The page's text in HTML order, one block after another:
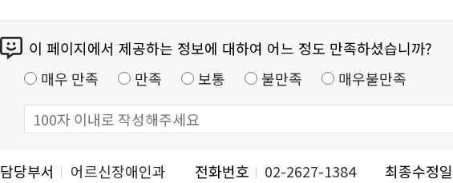
이 페이지에서 제공하는 정보에 대하여 어느 정도 만족하셨습니까?
매우 만족
만족 보통 불만족 매우불만족
담당부서 어르신장애인과 전화번호 02-2627-1384 최종수정일